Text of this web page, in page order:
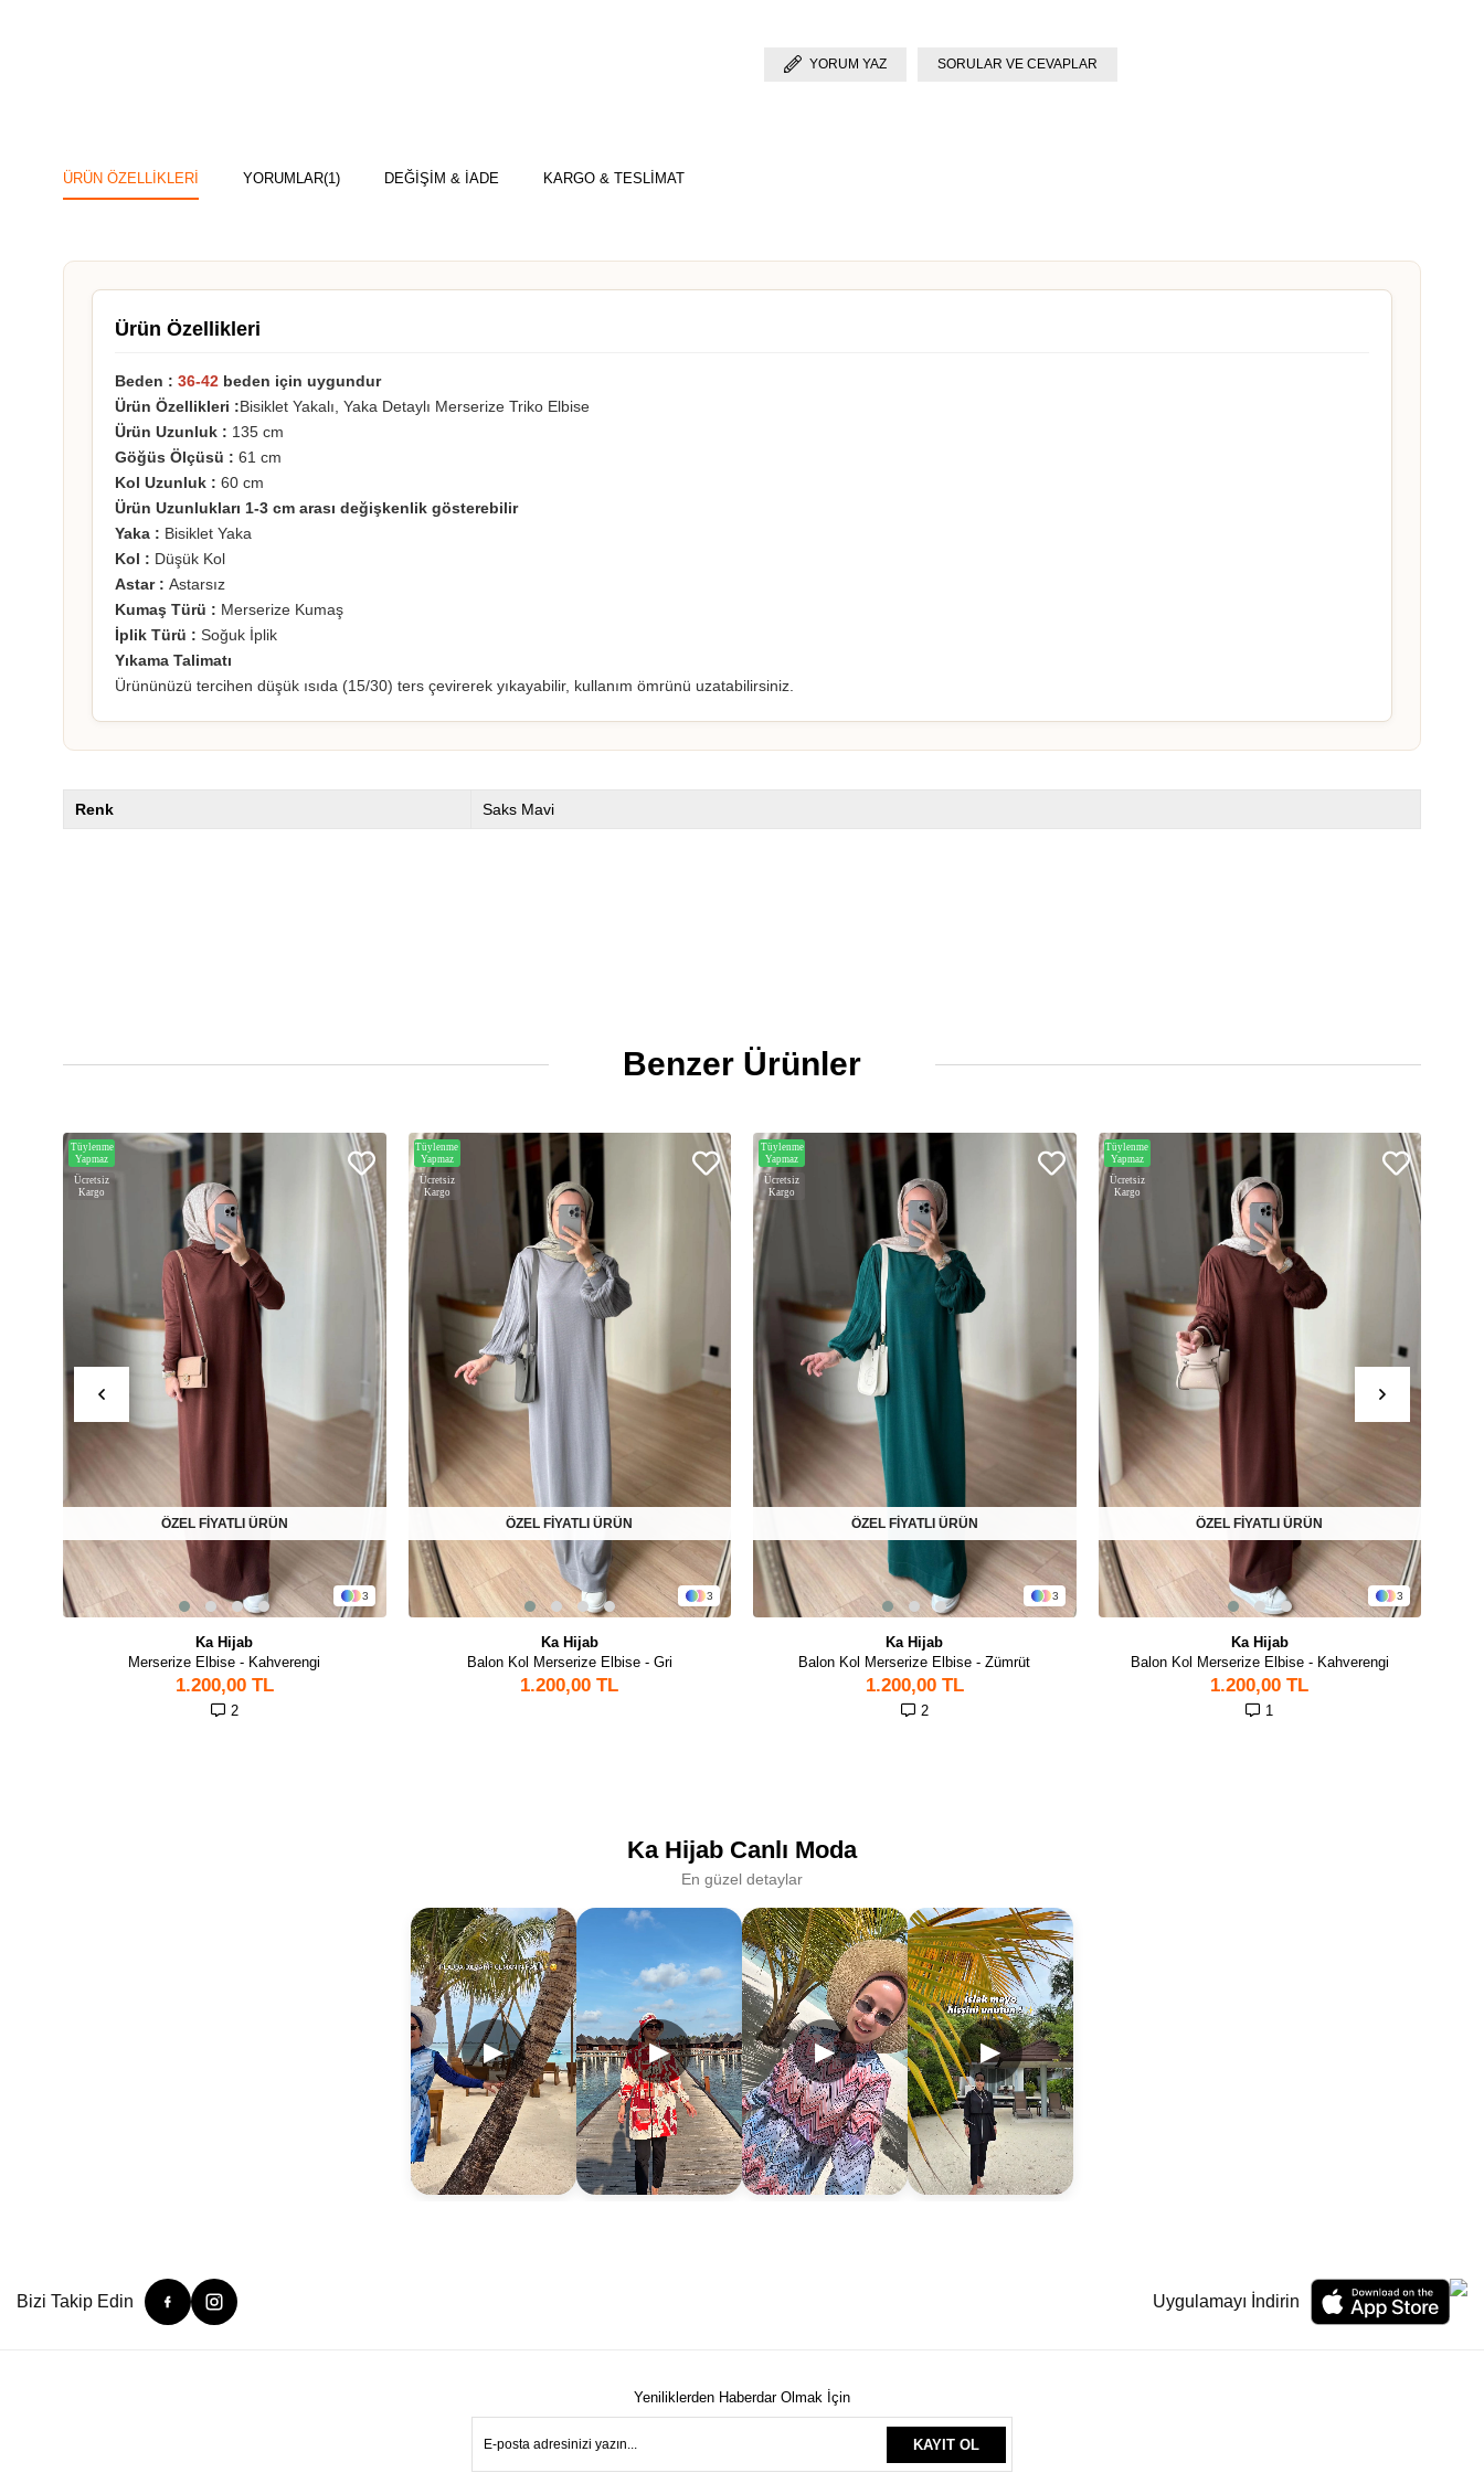
YORUM YAZ SORULAR VE CEVAPLAR
ÜRÜN ÖZELLIKLERI YORUMLAR(1) DEĞİŞİM & İADE KARGO & TESLİMAT
Ürün Özellikleri
Beden : 36-42 beden için uygundur
Ürün Özellikleri :Bisiklet Yakalı, Yaka Detaylı Merserize Triko Elbise
Ürün Uzunluk : 135 cm
Göğüs Ölçüsü : 61 cm
Kol Uzunluk : 60 cm
Ürün Uzunlukları 1-3 cm arası değişkenlik gösterebilir
Yaka : Bisiklet Yaka
Kol : Düşük Kol
Astar : Astarsız
Kumaş Türü : Merserize Kumaş
İplik Türü : Soğuk İplik
Yıkama Talimatı
Ürününüzü tercihen düşük ısıda (15/30) ters çevirerek yıkayabilir, kullanım ömrünü uzatabilirsiniz.
Renk Saks Mavi
Benzer Ürünler
3
Ka Hijab
Merserize Elbise - Kahverengi
2
1.200,00 TL
Ücretsiz
Kargo
Tüylenme
Yapmaz
ÖZEL FİYATLI ÜRÜN
3
Ka Hijab
Balon Kol Merserize Elbise - Gri
1.200,00 TL
Ücretsiz
Kargo
Tüylenme
Yapmaz
ÖZEL FİYATLI ÜRÜN
3
Ka Hijab
Balon Kol Merserize Elbise - Zümrüt
2
1.200,00 TL
Ücretsiz
Kargo
Tüylenme
Yapmaz
ÖZEL FİYATLI ÜRÜN
3
Ka Hijab
Balon Kol Merserize Elbise - Kahverengi
1
1.200,00 TL
Ücretsiz
Kargo
Tüylenme
Yapmaz
ÖZEL FİYATLI ÜRÜN
Ka Hijab Canlı Moda
En güzel detaylar
▶ ▶ ▶ ▶
Bizi Takip Edin Uygulamayı İndirin
Yeniliklerden Haberdar Olmak İçin
KAYIT OL